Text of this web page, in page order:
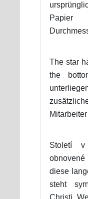
The star
the
Století v
diese
steht
Christi